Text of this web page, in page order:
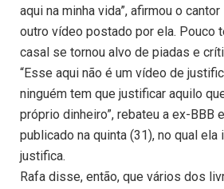
aqui na minha vida”, afirmou o
outro vídeo postado por ela. Pouco
casal se tornou alvo de piadas e
“Esse aqui não é um vídeo de
ninguém tem que justificar aquilo
próprio dinheiro”, rebateu a ex-BBB
publicado na quinta (31), no qual ela
justifica.
Rafa disse, então, que vários dos